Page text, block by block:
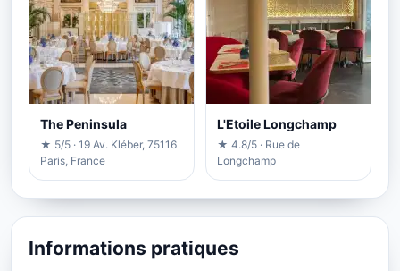
The Peninsula
★ 5/5 · 19 Av. Kléber, 75116
Paris, France
L'Etoile Longchamp
★ 4.8/5 · Rue de
Longchamp
Informations pratiques